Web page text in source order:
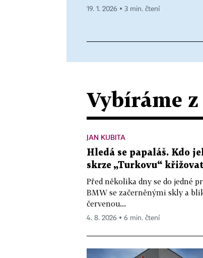
19. 1. 2026 ▪ 3 min. čtení
Vybíráme z
JAN KUBITA
Hledá se papaláš. Kdo
skrze „Turkovu“
Před několika dny se do jedné
BMW se začerněnými skly a
červenou...
4. 8. 2026 ▪ 6 min. čtení